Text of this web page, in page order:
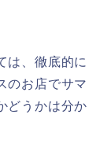
は、徹底的に
のお店でサマ
どうかは分か